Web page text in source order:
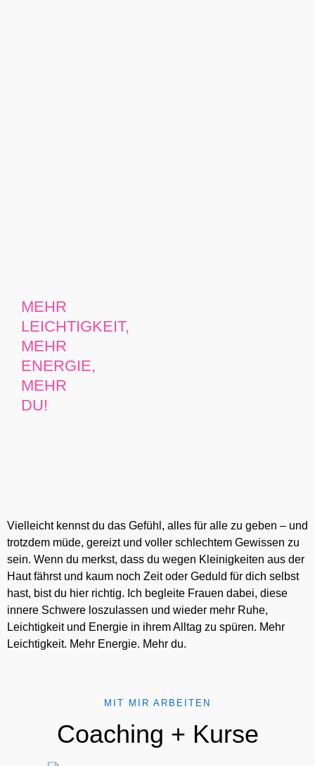
MEHR
LEICHTIGKEIT,
MEHR
ENERGIE,
MEHR
DU!
Vielleicht kennst du das Gefühl, alles für alle zu geben – und
trotzdem müde, gereizt und voller schlechtem Gewissen zu
sein. Wenn du merkst, dass du wegen Kleinigkeiten aus der
Haut fährst und kaum noch Zeit oder Geduld für dich selbst
hast, bist du hier richtig. Ich begleite Frauen dabei, diese
innere Schwere loszulassen und wieder mehr Ruhe,
Leichtigkeit und Energie in ihrem Alltag zu spüren. Mehr
Leichtigkeit. Mehr Energie. Mehr du.
MIT MIR ARBEITEN
Coaching + Kurse